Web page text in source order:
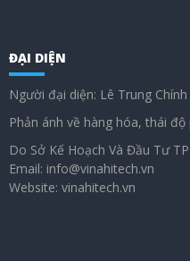
ĐẠI DIỆN
Người đại diện: Lê Trung
Phản ánh về hàng hóa, thái độ
Do Sở Kế Hoạch Và Đầu Tư
Email: info@vinahitech.vn
Website: vinahitech.vn